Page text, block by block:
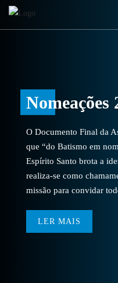
Nomeações
O Documento Final da
que “do Batismo em
Espírito Santo brota a
realiza-se como
missão para convidar
LER MAIS